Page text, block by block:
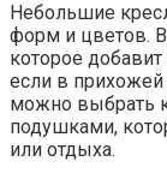
Небольшие
форм и цветов.
которое
если в прихожей
можно выбрать
подушками,
или отдыха.